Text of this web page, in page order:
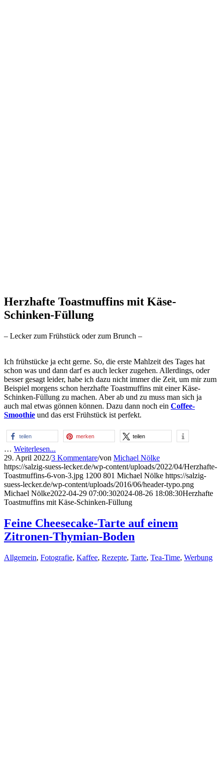
Herzhafte Toastmuffins mit Käse-
Schinken-Füllung
– Lecker zum Frühstück oder zum Brunch –
Ich frühstücke ja echt gerne. So, die erste Mahlzeit des Tages hat
schon was und dann darf es auch lecker zugehen. Allerdings, oder
besser gesagt leider, habe ich dazu nicht immer die Zeit, um mir zum
Beispiel morgens schon herzhafte Toastmuffins mit einer Käse-
Schinken-Füllung zu machen. Aber ab und zu muss man sich ja
auch mal etwas gönnen können. Dazu dann noch ein Coffee-
Smoothie und das erst Frühstück ist perfekt.
teilen merken teilen
… Weiterlesen...
29. April 2022/3 Kommentare/von Michael Nölke
https://salzig-suess-lecker.de/wp-content/uploads/2022/04/Herzhafte-
Toastmuffins-6-von-3.jpg 1200 801 Michael Nölke https://salzig-
suess-lecker.de/wp-content/uploads/2016/06/header-typo.png
Michael Nölke2022-04-29 07:00:302024-08-26 18:08:30Herzhafte
Toastmuffins mit Käse-Schinken-Füllung
Feine Cheesecake-Tarte auf einem
Zitronen-Thymian-Boden
Allgemein, Fotografie, Kaffee, Rezepte, Tarte, Tea-Time, Werbung